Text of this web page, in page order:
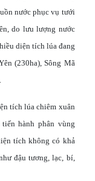
nước phục vụ tưới
do lưu lượng nước
diện tích lúa đang
(230ha), Sông Mã
tích lúa chiêm xuân
hành phân vùng
tích không có khả
đậu tương, lạc, bí,